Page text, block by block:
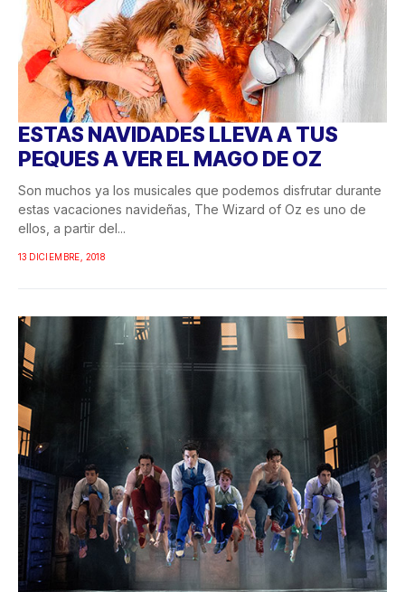
ESTAS NAVIDADES LLEVA A TUS
PEQUES A VER EL MAGO DE OZ
Son muchos ya los musicales que podemos disfrutar durante
estas vacaciones navideñas, The Wizard of Oz es uno de
ellos, a partir del...
13 DICIEMBRE, 2018